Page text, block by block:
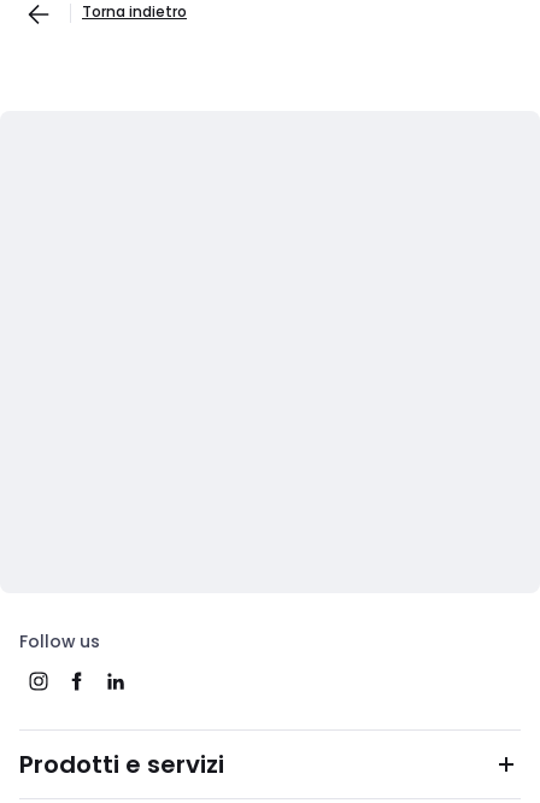
Torna indietro
Follow us
Prodotti e servizi